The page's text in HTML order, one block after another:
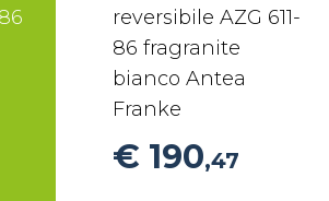
reversibile AZG 611-
86 fragranite
bianco Antea
Franke
€ 190,47